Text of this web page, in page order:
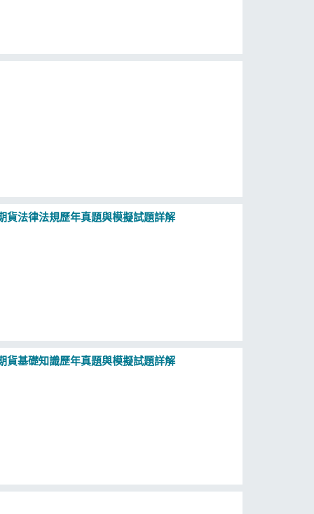
貨法律法規歷年真題與模擬試題詳解
貨基礎知識歷年真題與模擬試題詳解